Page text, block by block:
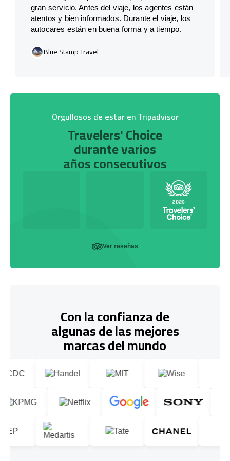
gran servicio. Antes del viaje, los agentes están
atentos y bien informados. Durante el viaje, los
autocares están en buena forma y a tiempo.
Blue Stamp Travel
Orgullosos de estar en Tripadvisor
Travelers' Choice
durante varios
años consecutivos
Ver reseñas
Con la confianza de
algunas de las mejores
marcas del mundo